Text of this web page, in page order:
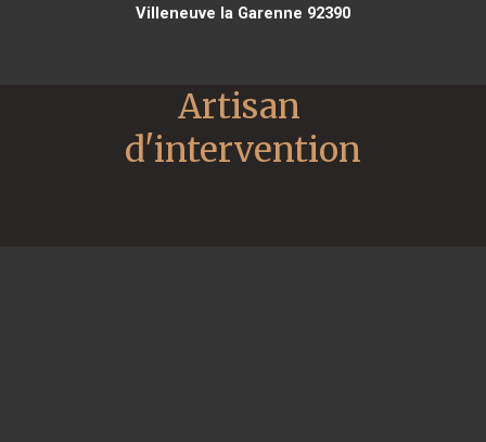
Villeneuve la Garenne 92390
Artisan
d'intervention